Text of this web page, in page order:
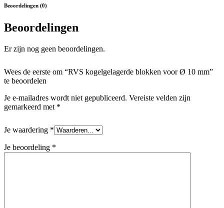
Beoordelingen (0)
Beoordelingen
Er zijn nog geen beoordelingen.
Wees de eerste om “RVS kogelgelagerde blokken voor Ø 10 mm”
te beoordelen
Je e-mailadres wordt niet gepubliceerd. Vereiste velden zijn
gemarkeerd met *
Je waardering *
Je beoordeling *